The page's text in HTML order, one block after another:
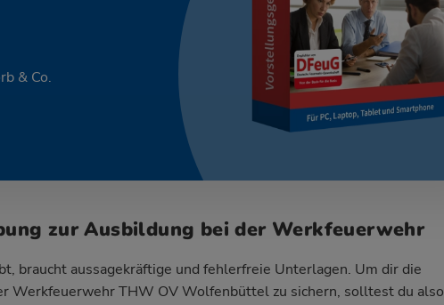
& Co.
zur Ausbildung bei der Werkfeuerwehr
braucht aussagekräftige und fehlerfreie Unterlagen. Um dir die
Werkfeuerwehr THW OV Wolfenbüttel zu sichern, solltest du also